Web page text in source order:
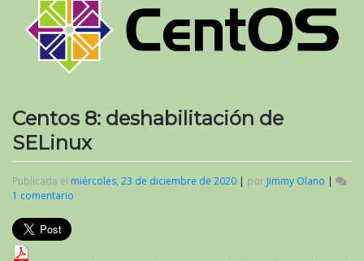
Centos 8: deshabilitación de
SELinux
Publicada el miércoles, 23 de diciembre de 2020 | por Jimmy Olano |
1 comentario